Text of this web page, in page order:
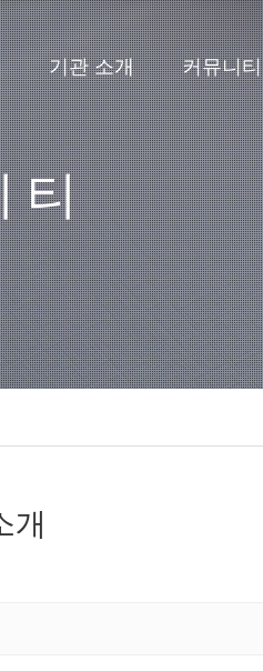
기관 소개 커뮤니티
티
개